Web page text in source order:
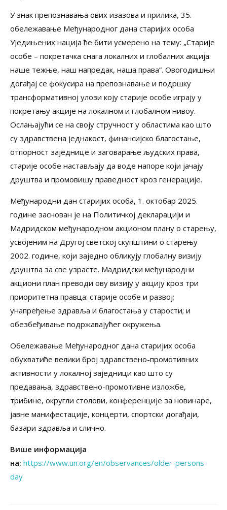
У знак препознавања ових изазова и прилика, 35.
обележавање Међународног дана старијих особа
Уједињених нација ће бити усмерено на тему: „Старије
особе – покретачка снага локалних и глобалних акција:
наше тежње, наш напредак, наша права”. Овогодишњи
догађај се фокусира на препознавање и подршку
трансформативној улози коју старије особе играју у
покретању акције на локалном и глобалном нивоу.
Ослањајући се на своју стручност у областима као што
су здравствена једнакост, финансијско благостање,
отпорност заједнице и заговарање људских права,
старије особе настављају да воде напоре који јачају
друштва и промовишу праведност кроз генерације.
Међународни дан старијих особа, 1. октобар 2025.
године заснован је на Политичкој декларацији и
Мадридском међународном акционом плану о старењу,
усвојеним на Другој светској скупштини о старењу
2002. године, који заједно обликују глобалну визију
друштва за све узрасте. Мадридски међународни
акциони план преводи ову визију у акцију кроз три
приоритетна правца: старије особе и развој;
унапређење здравља и благостања у старости; и
обезбеђивање подржавајућег окружења.
Обележавање Међународног дана старијих особа
обухватиће велики број здравствено-промотивних
активности у локалној заједници као што су
предавања, здравствено-промотивне изложбе,
трибине, округли столови, конференције за новинаре,
јавне манифестације, концерти, спортски догађаји,
базари здравља и слично.
Више информација
на: https://www.un.org/en/observances/older-persons-
day